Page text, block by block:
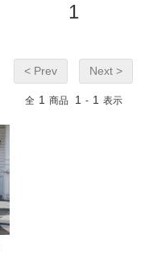
1
< Prev Next >
全 1 商品 1 - 1 表示